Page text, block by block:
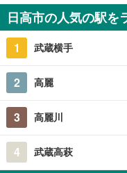
日高市の人気の駅を
1 武蔵横手
2 高麗
3 高麗川
4 武蔵高萩